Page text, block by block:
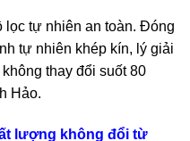
lọc tự nhiên an toàn. Đóng
tự nhiên khép kín, lý giải
thay đổi suốt 80
Hảo.
lượng không đổi từ